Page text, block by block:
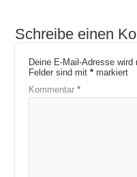
Schreibe einen
Deine E-Mail-Adresse
Felder sind mit* markiert
Kommentar*